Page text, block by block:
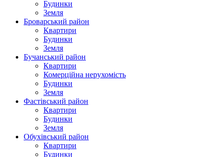
Будинки
Земля
Броварський район
Квартири
Будинки
Земля
Бучанський район
Квартири
Комерційна нерухомість
Будинки
Земля
Фастівський район
Квартири
Будинки
Земля
Обухівський район
Квартири
Будинки